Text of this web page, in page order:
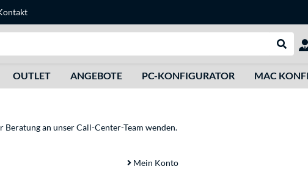
Suche
OUTLET ANGEBOTE PC-KONFIGURATOR MAC
an unser Call-Center-Team wenden.
Mein Konto